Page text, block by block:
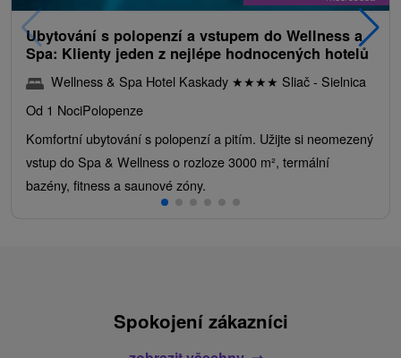
Ubytování s polopenzí a vstupem do Wellness a
Spa: Klienty jeden z nejlépe hodnocených hotelů
Wellness & Spa Hotel Kaskady ★★★★ Sliač - Sielnica
Od 1 NociPolopenze
Komfortní ubytování s polopenzí a pitím. Užijte si neomezený
vstup do Spa & Wellness o rozloze 3000 m², termální
bazény, fitness a saunové zóny.
Spokojení zákazníci